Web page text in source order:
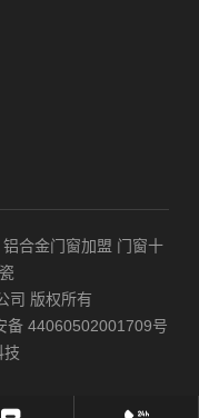
铝合金门窗加盟 门窗十
司 版权所有
备 44060502001709号
技